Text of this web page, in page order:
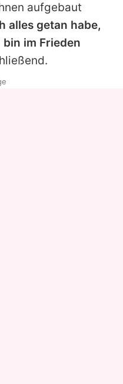
aufgebaut
alles getan habe,
im Frieden